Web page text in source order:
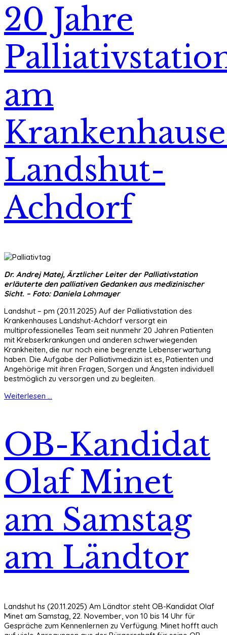
20 Jahre
am
Landshut-
Achdorf
Dr. Andrej Matej, Ärztlicher Leiter der Palliativstation
erläuterte den palliativen Gedanken aus medizinischer
Sicht. – Foto: Daniela Lohmayer
Landshut – pm (20.11.2025) Auf der Palliativstation des
Krankenhauses Landshut-Achdorf versorgt ein
multiprofessionelles Team seit nunmehr 20 Jahren Patienten
mit Krebserkrankungen und anderen schwerwiegenden
Krankheiten, die nur noch eine begrenzte Lebenserwartung
haben. Die Aufgabe der Palliativmedizin ist es, Patienten und
Angehörige mit ihren Fragen, Sorgen und Ängsten individuell
bestmöglich zu versorgen und zu begleiten.
Weiterlesen ...
OB-Kandidat
Olaf Minet
am Samstag
am Ländtor
Landshut hs (20.11.2025) Am Ländtor steht OB-Kandidat Olaf
Minet am Samstag, 22. November, von 10 bis 14 Uhr für
Gespräche zum Kennenlernen zu Verfügung. Minet hofft auch